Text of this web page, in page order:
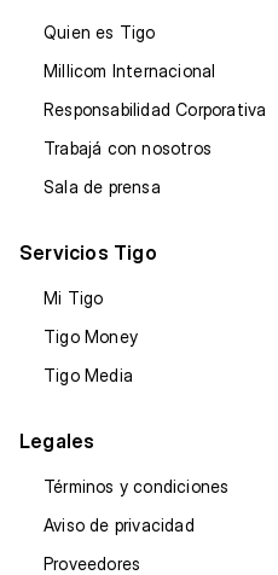
Quien es Tigo
Millicom Internacional
Responsabilidad Corporativa
Trabajá con nosotros
Sala de prensa
Servicios Tigo
Mi Tigo
Tigo Money
Tigo Media
Legales
Términos y condiciones
Aviso de privacidad
Proveedores